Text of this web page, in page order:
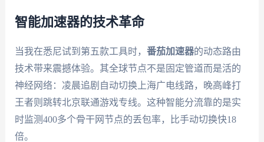
智能加速器的技术革命
当我在悉尼试到第五款工具时， 番茄加速器的动态路由
技术带来震撼体验。其全球节点不是固定管道而是活的
神经网络：凌晨追剧自动切换上海广电线路，晚高峰打
王者则跳转北京联通游戏专线。这种智能分流靠的是实
时监测400多个骨干网节点的丢包率，比手动切换快18
倍。